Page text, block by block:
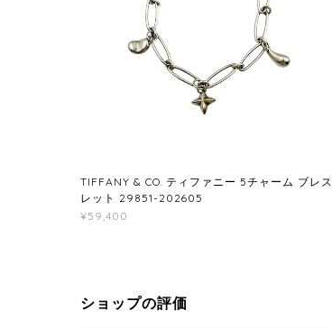
TIFFANY & CO. ティファニー 5チャーム ブレス
レット 29851-202605
¥59,400
ショップの評価